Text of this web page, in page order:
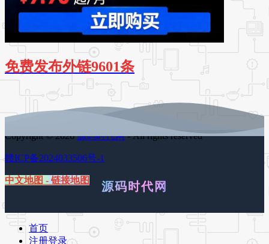
免费发布外链9601条
Copyright © 2026源码时代网- All rights reserved
赣ICP备2024033506号-1
中文地图 - 链接地图 源码时代网
首页
注册登录